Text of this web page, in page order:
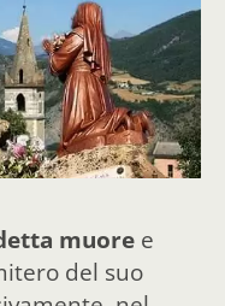
muore e
del suo